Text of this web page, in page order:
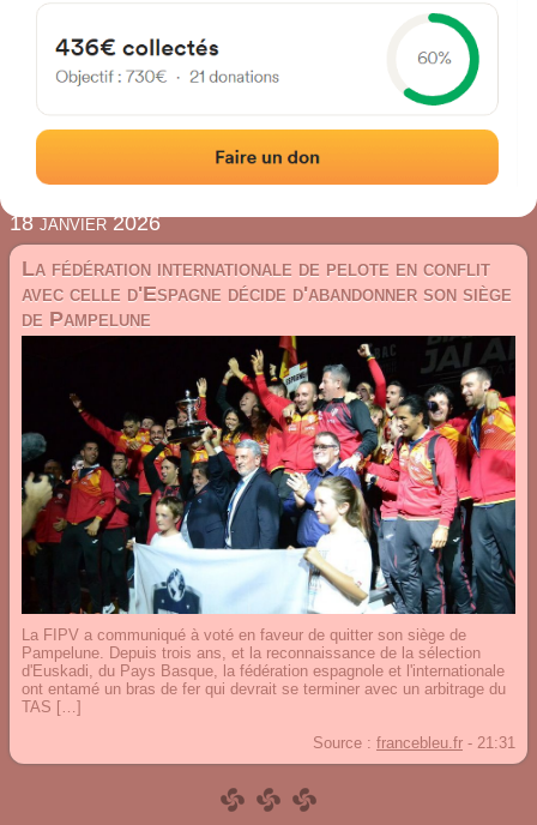
Découvrez les dernières actualités de la Pelote Basque, un sport
fascinant où se mêlent tradition ancestrale et compétition passionnée,
pour ne rien manquer des événements et des performances de ses
18 janvier 2026
La fédération internationale de pelote en conflit
avec celle d'Espagne décide d'abandonner son siège
de Pampelune
La FIPV a communiqué à voté en faveur de quitter son siège de
Pampelune. Depuis trois ans, et la reconnaissance de la sélection
d'Euskadi, du Pays Basque, la fédération espagnole et l'internationale
ont entamé un bras de fer qui devrait se terminer avec un arbitrage du
TAS […]
Source : francebleu.fr - 21:31